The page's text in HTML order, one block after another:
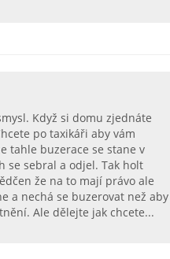
Když si domu zjednáte
po taxikáři aby vám
tahle buzerace se stane v
se sebral a odjel. Tak holt
že na to mají právo ale
a nechá se buzerovat než aby
Ale dělejte jak chcete...